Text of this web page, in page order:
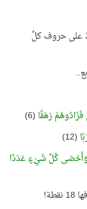
النقاط على حروف كلٌ
رَهَقًا (6)
(12)
وَأَحْصَى كُلَّ شَيْءٍ عَدَدًا